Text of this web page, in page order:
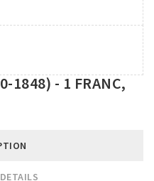
1848) - 1 FRANC,